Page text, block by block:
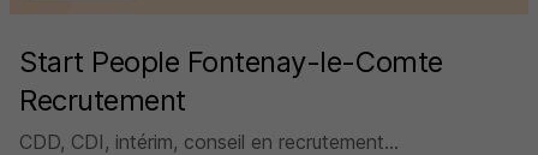
Start People Fontenay-le-Comte
Recrutement
CDD, CDI, intérim, conseil en recrutement...